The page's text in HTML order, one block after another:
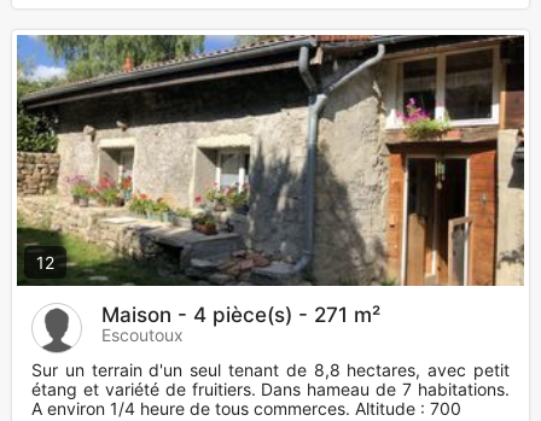
12
Maison - 4 pièce(s) - 271 m²
Escoutoux
Sur un terrain d'un seul tenant de 8,8 hectares, avec petit
étang et variété de fruitiers. Dans hameau de 7 habitations.
A environ 1/4 heure de tous commerces. Altitude : 700